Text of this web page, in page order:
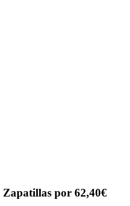
por 62,40€